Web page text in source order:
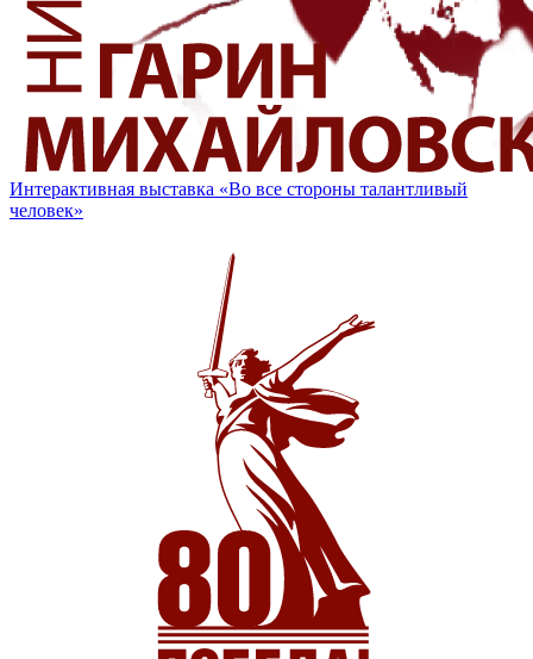
Интерактивная выставка «Во все стороны талантливый
человек»